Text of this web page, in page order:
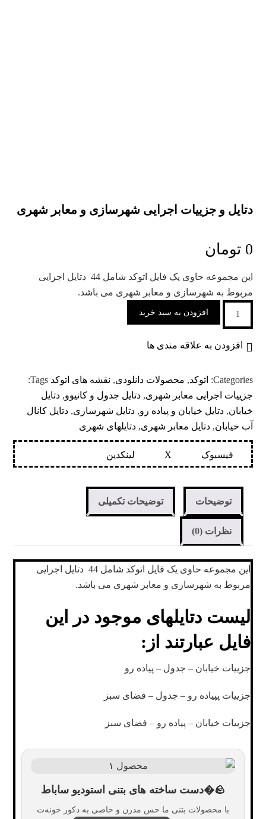
دتایل و جزییات اجرایی شهرسازی و معابر شهری
0 تومان
این مجموعه حاوی یک فایل اتوکد شامل 44 دتایل اجرایی
مربوط به شهرسازی و معابر شهری می باشد.
افزودن به سبد خرید
افزودن به علاقه مندی ها
Categories: اتوکد, محصولات دانلودی, نقشه های اتوکد Tags:
جزییات اجرایی معابر شهری,دتایل جدول و کانیوو,دتایل
خیابان,دتایل خیابان و پیاده رو,دتایل شهرسازی,دتایل کانال
آب خیابان,دتایل معابر شهری,دتایلهای شهری
فیسبوک X لینکدین
توضیحات توضیحات تکمیلی
نظرات (0)
این مجموعه حاوی یک فایل اتوکد شامل 44 دتایل اجرایی
مربوط به شهرسازی و معابر شهری می باشد.
لیست دتایلهای موجود در این
فایل عبارتند از :
جزییات خیابان – جدول – پیاده رو
جزییات پپیاده رو – جدول – فضای سبز
جزییات خیابان – پیاده رو – فضای سبز
🪨�دست ساخته های بتنی استودیو ساباط
با محصولات بتنی ما حس مدرن و خاصی به دکور خونه‌ت